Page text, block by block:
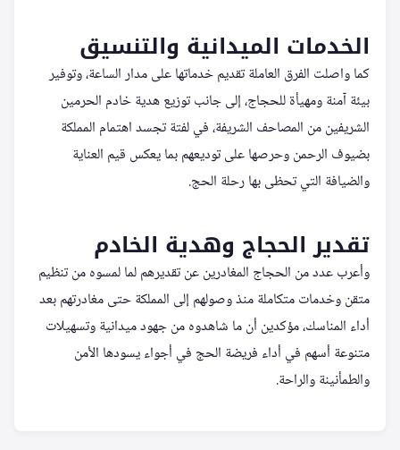
الخدمات الميدانية والتنسيق
كما واصلت الفرق العاملة تقديم خدماتها على مدار الساعة، وتوفير
بيئة آمنة ومهيأة للحجاج، إلى جانب توزيع هدية خادم الحرمين
الشريفين من المصاحف الشريفة، في لفتة تجسد اهتمام المملكة
بضيوف الرحمن وحرصها على توديعهم بما يعكس قيم العناية
والضيافة التي تحظى بها رحلة الحج.
تقدير الحجاج وهدية الخادم
وأعرب عدد من الحجاج المغادرين عن تقديرهم لما لمسوه من تنظيم
متقن وخدمات متكاملة منذ وصولهم إلى المملكة حتى مغادرتهم بعد
أداء المناسك، مؤكدين أن ما شاهدوه من جهود ميدانية وتسهيلات
متنوعة أسهم في أداء فريضة الحج في أجواء يسودها الأمن
والطمأنينة والراحة.